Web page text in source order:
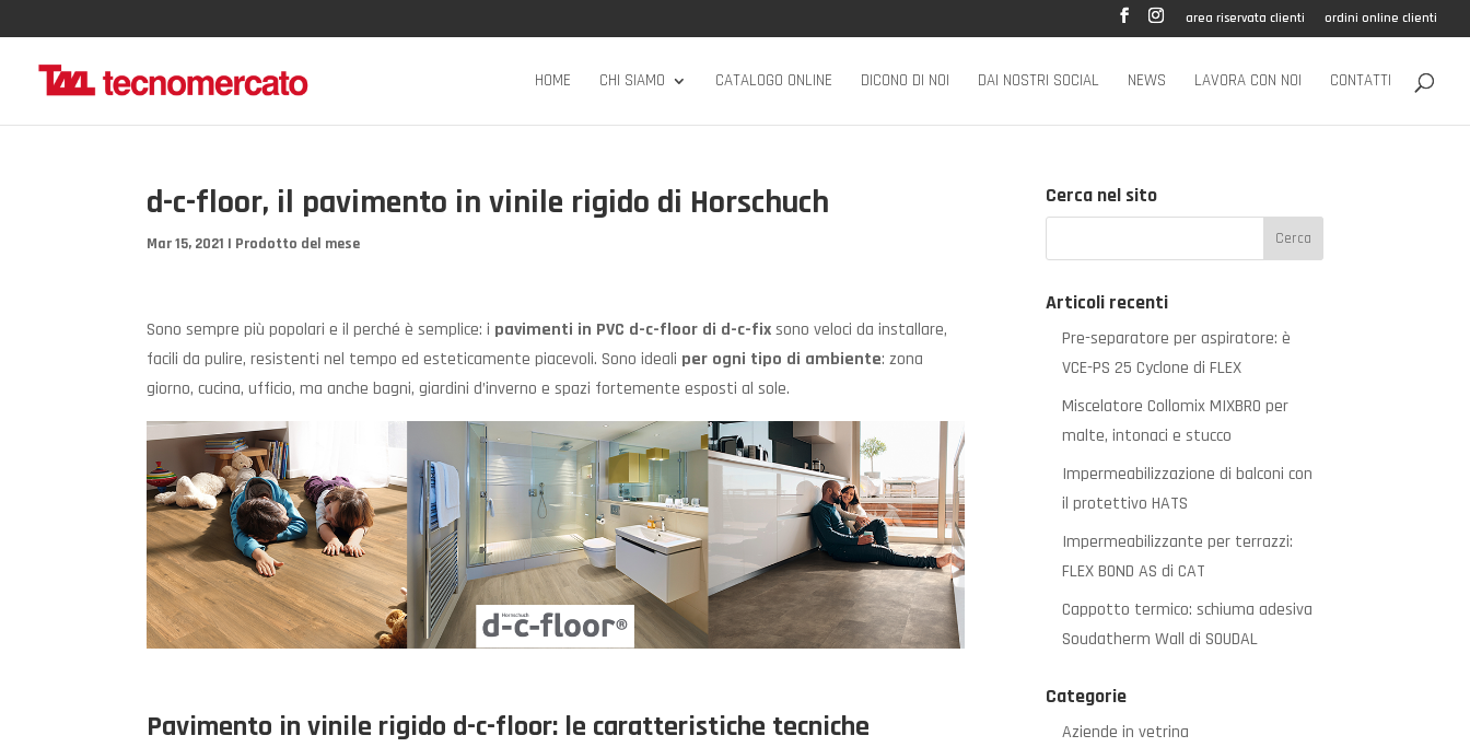
area riservata clienti ordini online clienti
HOME CHI SIAMO CATALOGO ONLINE DICONO DI NOI DAI NOSTRI SOCIAL NEWS LAVORA CON NOI CONTATTI
d-c-floor, il pavimento in vinile rigido di Horschuch
Mar 15, 2021 | Prodotto del mese
Sono sempre più popolari e il perché è semplice: i pavimenti in PVC d-c-floor di d-c-fixsono veloci da installare,
facili da pulire, resistenti nel tempo ed esteticamente piacevoli. Sono ideali per ogni tipo di ambiente: zona
giorno, cucina, ufficio, ma anche bagni, giardini d’inverno e spazi fortemente esposti al sole.
Pavimento in vinile rigido d-c-floor: le caratteristiche tecniche
Cerca nel sito
Articoli recenti
Pre-separatore per aspiratore: è
VCE-PS 25 Cyclone di FLEX
Miscelatore Collomix MIXBRO per
malte, intonaci e stucco
Impermeabilizzazione di balconi con
il protettivo HATS
Impermeabilizzante per terrazzi:
FLEX BOND AS di CAT
Cappotto termico: schiuma adesiva
Soudatherm Wall di SOUDAL
Categorie
Aziende in vetrina